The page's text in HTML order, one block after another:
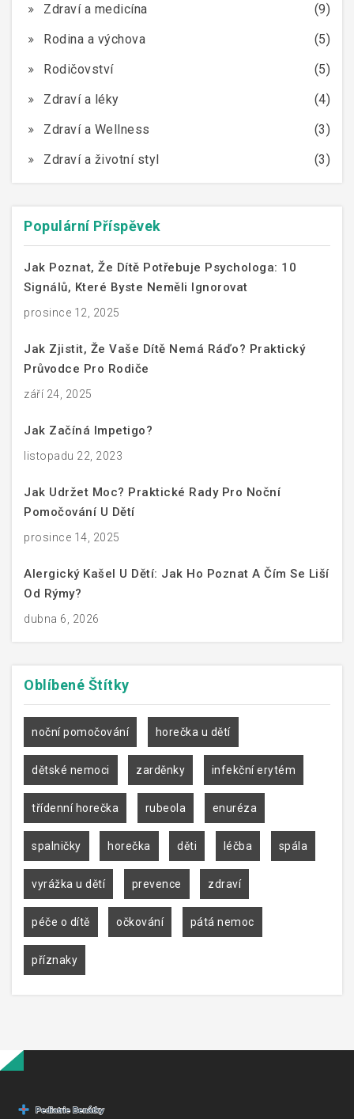
Zdraví a medicína
(9)
Rodina a výchova
(5)
Rodičovství
(5)
Zdraví a léky
(4)
Zdraví a Wellness
(3)
Zdraví a životní styl
(3)
Populární Příspěvek
Jak Poznat, Že Dítě Potřebuje Psychologa: 10
Signálů, Které Byste Neměli Ignorovat
prosince 12, 2025
Jak Zjistit, Že Vaše Dítě Nemá Ráďo? Praktický
Průvodce Pro Rodiče
září 24, 2025
Jak Začíná Impetigo?
listopadu 22, 2023
Jak Udržet Moc? Praktické Rady Pro Noční
Pomočování U Dětí
prosince 14, 2025
Alergický Kašel U Dětí: Jak Ho Poznat A Čím Se Liší
Od Rýmy?
dubna 6, 2026
Oblíbené Štítky
noční pomočování horečka u dětí
dětské nemoci zarděnky infekční erytém
třídenní horečka rubeola enuréza
spalničky horečka děti léčba spála
vyrážka u dětí prevence zdraví
péče o dítě očkování pátá nemoc
příznaky